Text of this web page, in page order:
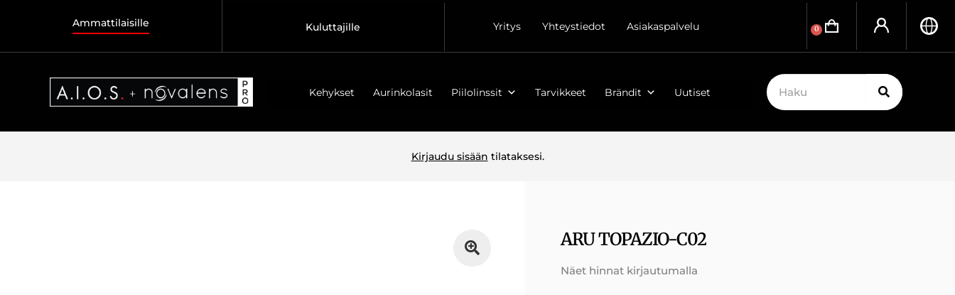
Ammattilaisille Kuluttajille Yritys Yhteystiedot Asiakaspalvelu 0
Kehykset Aurinkolasit Piilolinssit Tarvikkeet Brändit Uutiset
Kirjaudu sisään tilataksesi.
ARU TOPAZIO-C02
Näet hinnat kirjautumalla